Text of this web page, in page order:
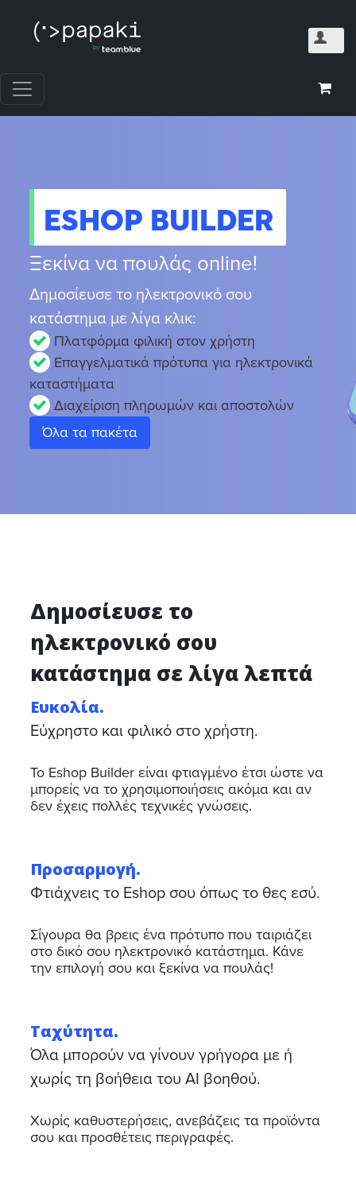
Eshop Builder
Ξεκίνα να πουλάς online!
Δημοσίευσε το ηλεκτρονικό σου
κατάστημα με λίγα κλικ:
Πλατφόρμα φιλική στον χρήστη
Επαγγελματικά πρότυπα για ηλεκτρονικά
καταστήματα
Διαχείριση πληρωμών και αποστολών
Όλα τα πακέτα
Δημοσίευσε το
ηλεκτρονικό σου
κατάστημα σε λίγα λεπτά
Ευκολία.
Εύχρηστο και φιλικό στο χρήστη.
Το Eshop Builder είναι φτιαγμένο έτσι ώστε να
μπορείς να το χρησιμοποιήσεις ακόμα και αν
δεν έχεις πολλές τεχνικές γνώσεις.
Προσαρμογή.
Φτιάχνεις το Eshop σου όπως το θες εσύ.
Σίγουρα θα βρεις ένα πρότυπο που ταιριάζει
στο δικό σου ηλεκτρονικό κατάστημα. Κάνε
την επιλογή σου και ξεκίνα να πουλάς!
Ταχύτητα.
Όλα μπορούν να γίνουν γρήγορα με ή
χωρίς τη βοήθεια του ΑΙ βοηθού.
Χωρίς καθυστερήσεις, ανεβάζεις τα προϊόντα
σου και προσθέτεις περιγραφές.